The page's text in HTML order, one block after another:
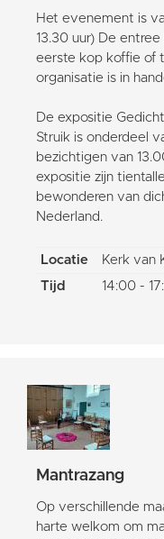
Het evenement is
13.30 uur) De
eerste kop koffie of
organisatie is in
De expositie
Struik is onderdeel
bezichtigen van
expositie zijn
bewonderen van
Nederland.
Locatie
Kerk van
Tijd
14:00 -
Mantrazang
Op verschillende
harte welkom om